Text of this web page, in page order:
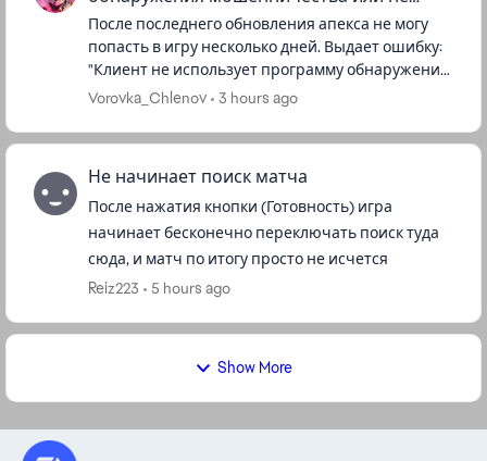
прошел проверку
После последнего обновления апекса не могу
попасть в игру несколько дней. Выдает ошибку:
"Клиент не использует программу обнаружения
мошенничества или не прошел проверку по
Vorovka_Chlenov 3 hours ago
Не начинает поиск матча
После нажатия кнопки (Готовность) игра
начинает бесконечно переключать поиск туда
сюда, и матч по итогу просто не исчется
Reiz223
5 hours ago
Show More